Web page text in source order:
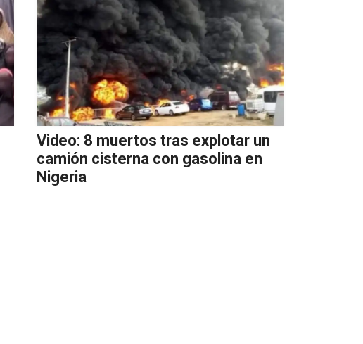
Video: 8 muertos tras explotar un
camión cisterna con gasolina en
Nigeria